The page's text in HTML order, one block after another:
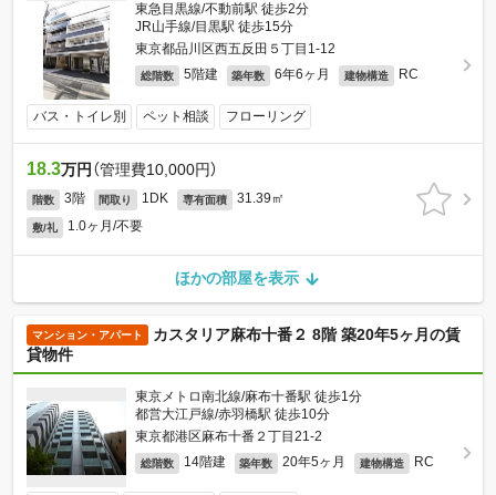
東急目黒線/不動前駅 徒歩2分
JR山手線/目黒駅 徒歩15分
東京都品川区西五反田５丁目1-12
総階数 5階建 築年数 6年6ヶ月 建物構造 RC
バス・トイレ別 ペット相談 フローリング
18.3万円 （管理費10,000円）
階数 3階 間取り 1DK 専有面積 31.39㎡
敷/礼 1.0ヶ月/不要
ほかの部屋を表示
マンション・アパート
カスタリア麻布十番２ 8階 築20年5ヶ月の賃
貸物件
東京メトロ南北線/麻布十番駅 徒歩1分
都営大江戸線/赤羽橋駅 徒歩10分
東京都港区麻布十番２丁目21-2
総階数 14階建 築年数 20年5ヶ月 建物構造 RC